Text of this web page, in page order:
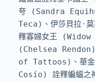
夸 (Sandra
Teca)、伊莎貝拉
釋寡婦女王 (Widow
(Chelsea
of Tattoos)、華
Cosío) 詮釋蝙蝠